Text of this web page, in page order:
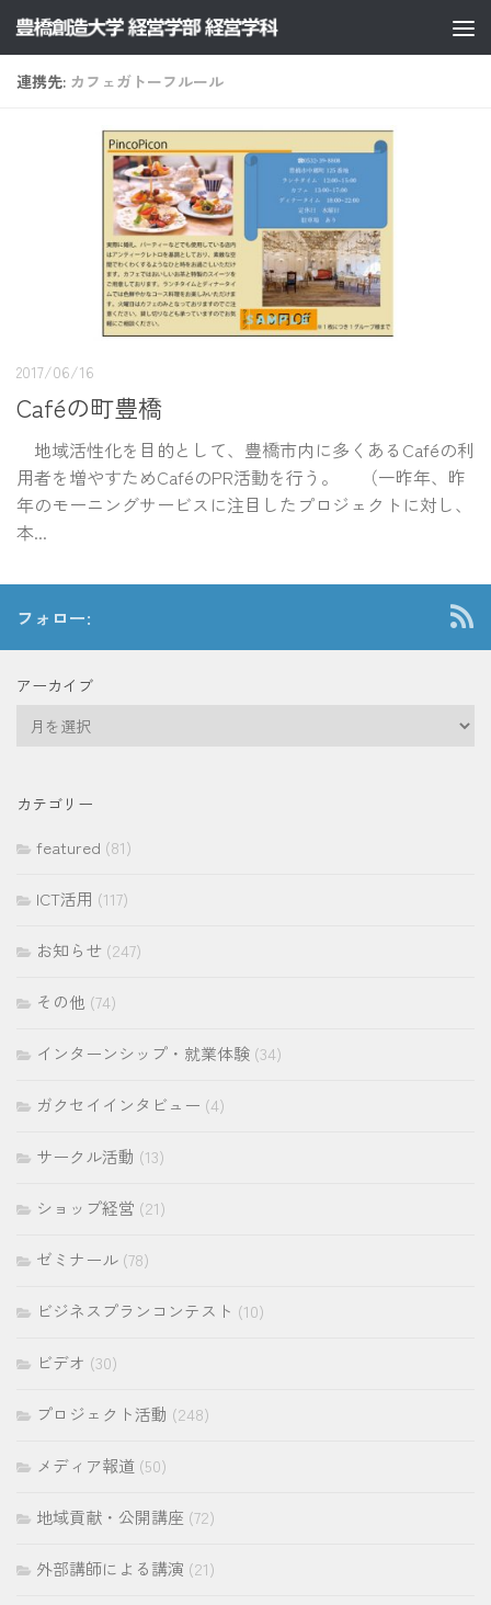
コンテンツへスキップ
連携先: カフェガトーフルール
2017/06/16
Caféの町豊橋
地域活性化を目的として、豊橋市内に多くあるCaféの利
用者を増やすためCaféのPR活動を行う。 （一昨年、昨
年のモーニングサービスに注目したプロジェクトに対し、
本...
フォロー:
アーカイブ
イ
カテゴリー
featured (81)
ICT活用 (117)
お知らせ (247)
その他 (74)
インターンシップ・就業体験 (34)
ガクセイインタビュー (4)
サークル活動 (13)
ショップ経営 (21)
ゼミナール (78)
ビジネスプランコンテスト (10)
ビデオ (30)
プロジェクト活動 (248)
メディア報道 (50)
地域貢献・公開講座 (72)
外部講師による講演 (21)